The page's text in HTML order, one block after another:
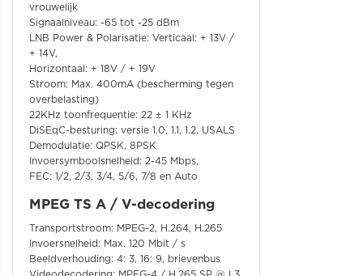
vrouwelijk
Signaalniveau: -65 tot -25 dBm
LNB Power & Polarisatie: Verticaal: + 13V /
+ 14V,
Horizontaal: + 18V / + 19V
Stroom: Max. 400mA (bescherming tegen
overbelasting)
22KHz toonfrequentie: 22 ± 1 KHz
DiSEqC-besturing: versie 1.0, 1.1, 1.2, USALS
Demodulatie: QPSK, 8PSK
Invoersymboolsnelheid: 2-45 Mbps,
FEC: 1/2, 2/3, 3/4, 5/6, 7/8 en Auto
MPEG TS A / V-decodering
Transportstroom: MPEG-2, H.264, H.265
Invoersnelheid: Max. 120 Mbit / s
Beeldverhouding: 4: 3, 16: 9, brievenbus